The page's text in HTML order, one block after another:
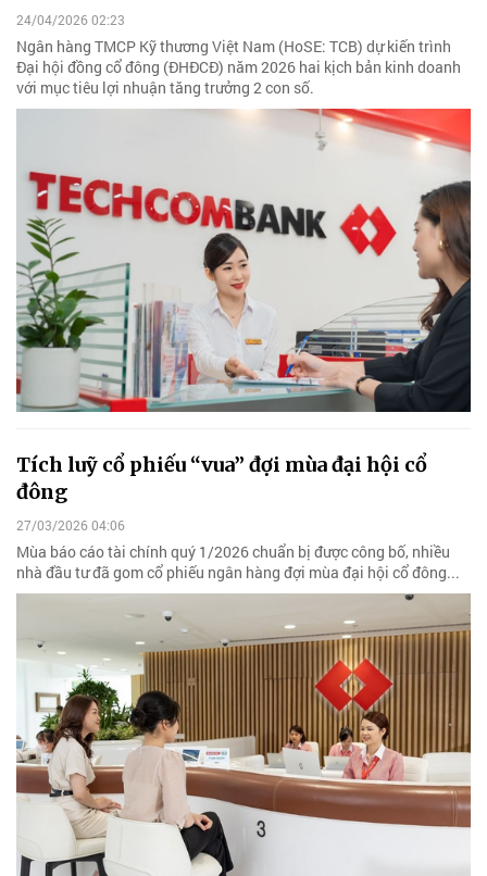
24/04/2026 02:23
Ngân hàng TMCP Kỹ thương Việt Nam (HoSE: TCB) dự kiến trình
Đại hội đồng cổ đông (ĐHĐCĐ) năm 2026 hai kịch bản kinh doanh
với mục tiêu lợi nhuận tăng trưởng 2 con số.
Tích luỹ cổ phiếu “vua” đợi mùa đại hội cổ
đông
27/03/2026 04:06
Mùa báo cáo tài chính quý 1/2026 chuẩn bị được công bố, nhiều
nhà đầu tư đã gom cổ phiếu ngân hàng đợi mùa đại hội cổ đông...